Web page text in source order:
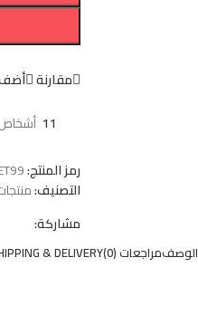
مقارنة أضف
11 أشخاص
رمز المنتج:
التصنيف:
مشاركة:
الوصفمراجعات (0) & DELIVERY